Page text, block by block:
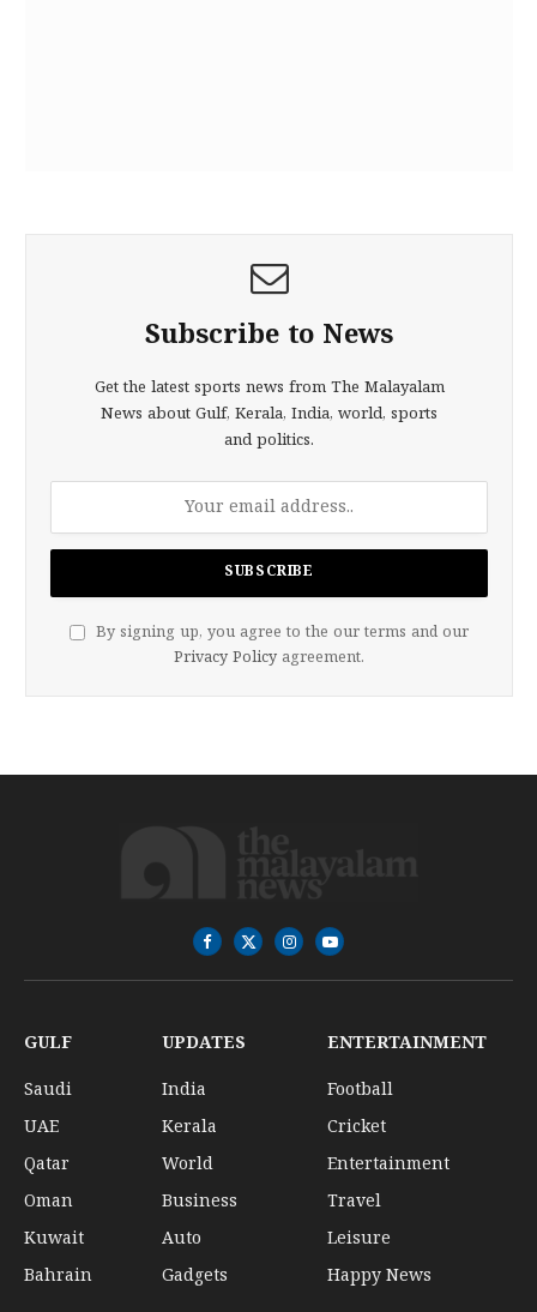
Subscribe to News
Get the latest sports news from The Malayalam
News about Gulf, Kerala, India, world, sports
and politics.
By signing up, you agree to the our terms and our
Privacy Policy agreement.
Facebook
X
(Twitter)
InstagramYouTube
GULF
Saudi
UAE
Qatar
Oman
Kuwait
Bahrain
UPDATES
India
Kerala
World
Business
Auto
Gadgets
ENTERTAINMENT
Football
Cricket
Entertainment
Travel
Leisure
Happy News